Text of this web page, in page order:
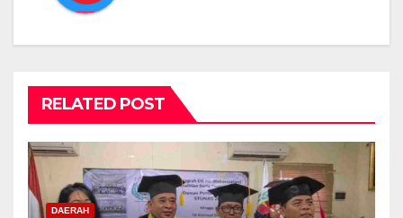
RELATED POST
DAERAH